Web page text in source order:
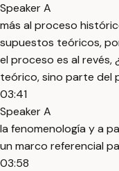
Speaker A
más al proceso
supuestos teóricos,
el proceso es al revés,
teórico, sino parte del
03:41
Speaker A
la fenomenología y a
un marco referencial
03:58